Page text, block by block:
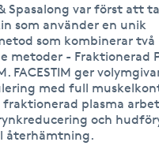
Spasalong var först att
som använder en unik
som kombinerar två
metoder - Fraktionerad
FACESTIM ger
med full
fraktionerad plasma
och
återhämtning.